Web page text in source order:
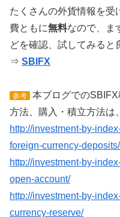
たくさんの外貨情報を受
費ともに無料なので、ま
どを確認、試してみると
⇒ SBIFX
参考
本ブログでの
方法、購入・積立方法は
http://investment-by-
foreign-currency-deposits/
http://investment-by-
open-account/
http://investment-by-
currency-reserve/